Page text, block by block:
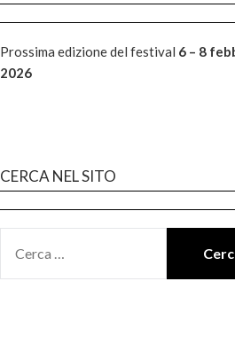
Prossima edizione del festival 6 – 8
2026
CERCA NEL SITO